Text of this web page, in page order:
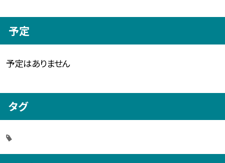
予定
予定はありません
タグ